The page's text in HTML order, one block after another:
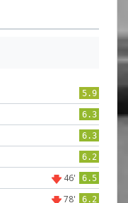
5.9
6.3
6.3
6.2
46' 6.5
78' 6.2